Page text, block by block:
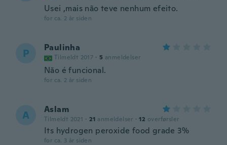
Usei ,mais não teve nenhum efeito.
for ca. 2 år siden
P Paulinha
Tilmeldt 2017 · 5 anmeldelser
Não é funcional.
for ca. 2 år siden
A Aslam
Tilmeldt 2021 · 21 anmeldelser · 12 overførsler
Its hydrogen peroxide food grade 3%
for ca. 3 år siden